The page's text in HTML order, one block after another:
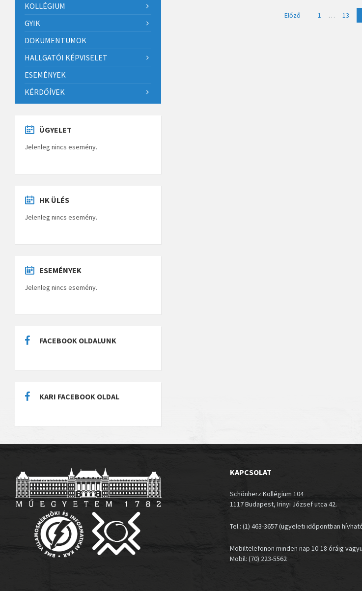
Előző 1 … 13
KOLLÉGIUM
GYIK
DOKUMENTUMOK
HALLGATÓI KÉPVISELET
ESEMÉNYEK
KÉRDŐÍVEK
ÜGYELET
Jelenleg nincs esemény.
HK ÜLÉS
Jelenleg nincs esemény.
ESEMÉNYEK
Jelenleg nincs esemény.
FACEBOOK OLDALUNK
KARI FACEBOOK OLDAL
KAPCSOLAT
Schönherz Kollégium 104
1117 Budapest, Irinyi József utca 42.
Tel.: (1) 463-3657 (ügyeleti időpontban
Mobiltelefonon minden nap 10-18 óráig
Mobil: (70) 223-5562